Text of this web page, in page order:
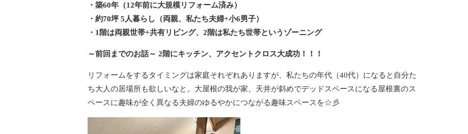
・築60年（12年前に大規模リフォーム済み）
・約70坪 5人暮らし（両親、私たち夫婦+小6男子）
・1階は両親世帯+共有リビング、2階は私たち世帯というゾーニング
～前回までのお話～ 2階にキッチン、アクセントクロス大成功！！！
リフォームをするタイミングは家庭それぞれありますが、私たちの年代（40代）になると自分た
ち大人の居場所も欲しいなと。大屋根の我が家、天井が斜めでデッドスペースになる屋根裏のス
ペースに趣味が全く異なる夫婦のゆるやかにつながる趣味スペースを☆彡